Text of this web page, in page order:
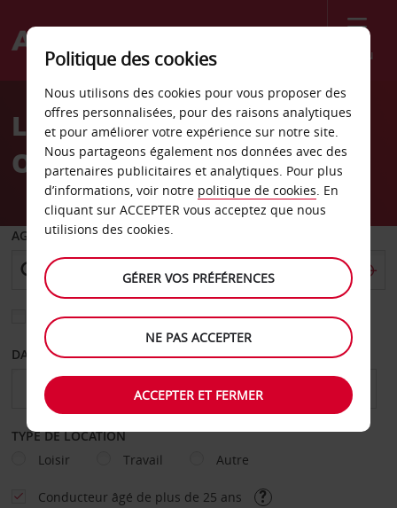
Menu
Welcome
AvisLocation de voiture
Ontario
AGENCE DE DÉPART
Sélectionnez une autre agence de retour
DATE DE DÉPART DATE DE RETOUR
TYPE DE LOCATION
Loisir
Travail Autre
Conducteur âgé de plus de 25 ans
Politique des cookies
Nous utilisons des cookies pour vous proposer des
offres personnalisées, pour des raisons analytiques
et pour améliorer votre expérience sur notre site.
Nous partageons également nos données avec des
partenaires publicitaires et analytiques. Pour plus
d’informations, voir notre politique de cookies. En
cliquant sur ACCEPTER vous acceptez que nous
utilisions des cookies.
GÉRER VOS PRÉFÉRENCES
NE PAS ACCEPTER
ACCEPTER ET FERMER